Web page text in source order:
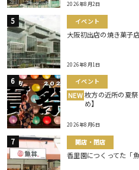
2026年8月2日
イベント
大阪初出店の焼き菓子
2026年8月1日
イベント
NEW 枚方の近所の夏
め】
2026年8月6日
開店・閉店
香里園につくってた「